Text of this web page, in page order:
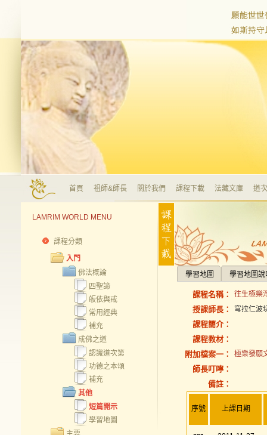
首頁 祖師&師長 關於我們 課程下載 法藏文庫 道
LAMRIM WORLD MENU
課程分類
入門
佛法概論
四聖諦
皈依與戒
常用經典
補充
成佛之道
認識道次第
功德之本頌
補充
其他
短篇開示
學習地圖
學習地圖 學習地圖說
課程名稱： 往生極樂
授課師長： 穹拉仁波
課程簡介：
課程教材：
附加檔案一：
極樂發願
師長叮嚀：
備註：
序號 上課日期